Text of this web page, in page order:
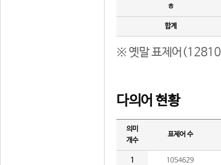
ㅎ
합계
※ 옛말 표제어(12810
다의어 현황
의미
개수
표제어 수
1 1054629